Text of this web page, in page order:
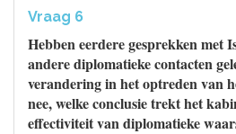
Vraag 6
Hebben eerdere gesprekken met
andere diplomatieke contacten
verandering in het optreden van
nee, welke conclusie trekt het
effectiviteit van diplomatieke